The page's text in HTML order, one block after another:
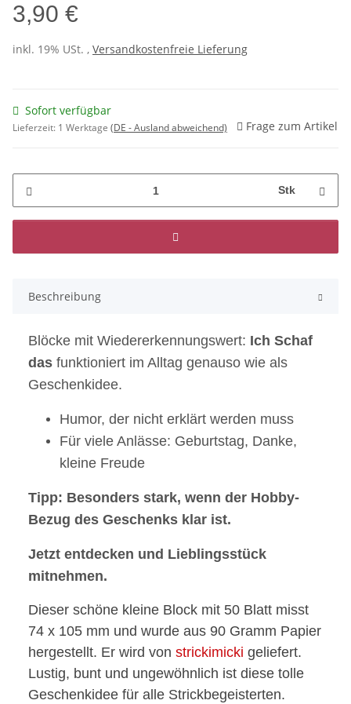
3,90 €
inkl. 19% USt. , Versandkostenfreie Lieferung
Sofort verfügbar
Lieferzeit: 1 Werktage (DE - Ausland abweichend) Frage zum Artikel
Stk
Beschreibung
Blöcke mit Wiedererkennungswert: Ich Schaf
das funktioniert im Alltag genauso wie als
Geschenkidee.
Humor, der nicht erklärt werden muss
Für viele Anlässe: Geburtstag, Danke,
kleine Freude
Tipp: Besonders stark, wenn der Hobby-
Bezug des Geschenks klar ist.
Jetzt entdecken und Lieblingsstück
mitnehmen.
Dieser schöne kleine Block mit 50 Blatt misst
74 x 105 mm und wurde aus 90 Gramm Papier
hergestellt. Er wird von strickimicki geliefert.
Lustig, bunt und ungewöhnlich ist diese tolle
Geschenkidee für alle Strickbegeisterten.